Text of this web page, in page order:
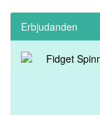
Erbjudanden